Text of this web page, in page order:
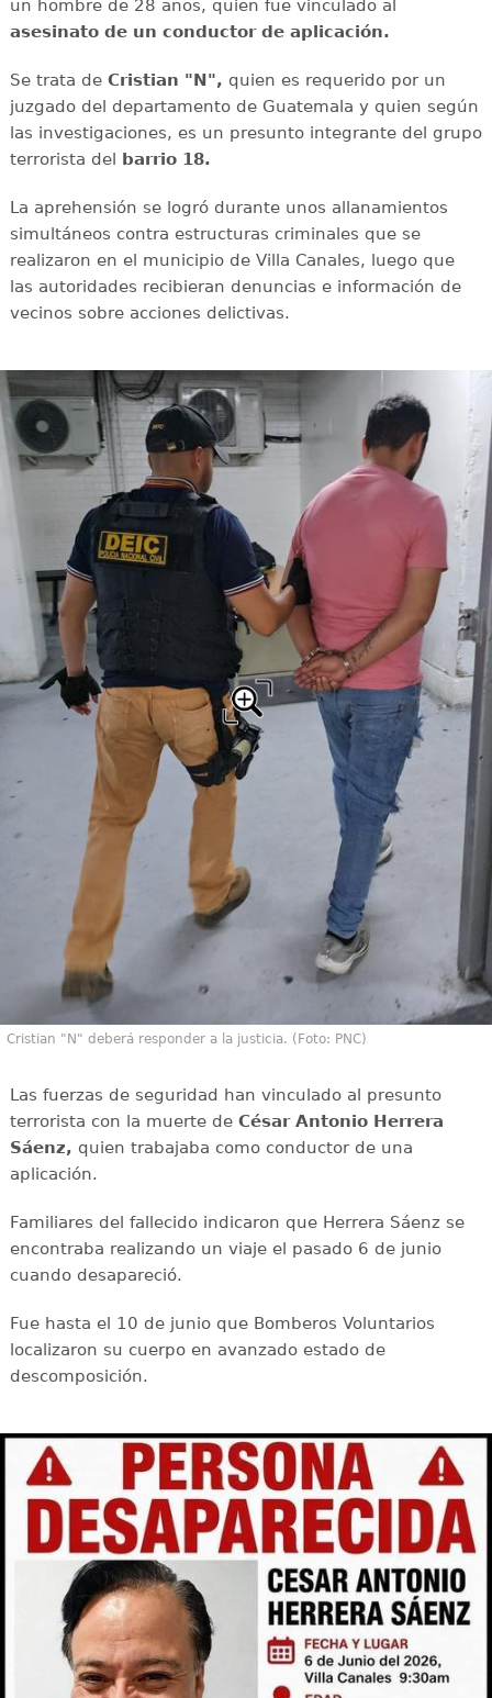
un hombre de 28 años, quien fue vinculado al
asesinato de un conductor de aplicación.
Se trata de Cristian "N", quien es requerido por un
juzgado del departamento de Guatemala y quien según
las investigaciones, es un presunto integrante del grupo
terrorista del
barrio 18.
La aprehensión se logró durante unos allanamientos
simultáneos contra estructuras criminales que se
realizaron en el municipio de Villa Canales, luego que
las autoridades recibieran denuncias e información de
vecinos sobre acciones delictivas.
Cristian "N" deberá responder a la justicia. (Foto: PNC)
Las fuerzas de seguridad han vinculado al presunto
terrorista con la muerte de César Antonio Herrera
Sáenz, quien trabajaba como conductor de una
aplicación.
Familiares del fallecido indicaron que Herrera Sáenz se
encontraba realizando un viaje el pasado 6 de junio
cuando desapareció.
Fue hasta el 10 de junio que Bomberos Voluntarios
localizaron su cuerpo en avanzado estado de
descomposición.